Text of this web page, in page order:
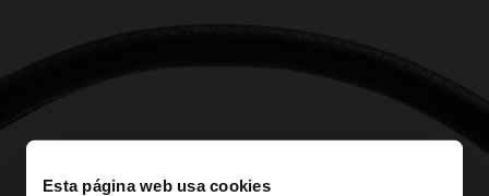
Esta página web usa cookies